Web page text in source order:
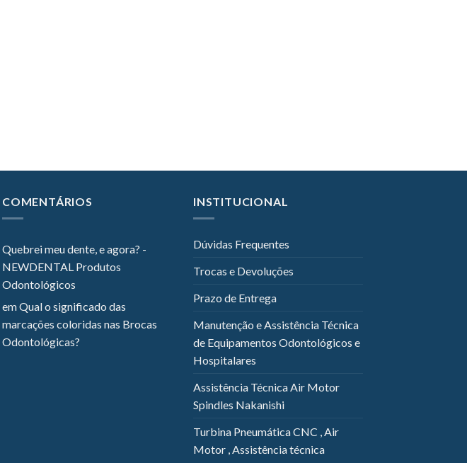
COMENTÁRIOS
Quebrei meu dente, e agora? -
NEWDENTAL Produtos
Odontológicos
emQual o significado das
marcações coloridas nas Brocas
Odontológicas?
INSTITUCIONAL
Dúvidas Frequentes
Trocas e Devoluções
Prazo de Entrega
Manutenção e Assistência Técnica
de Equipamentos Odontológicos e
Hospitalares
Assistência Técnica Air Motor
Spindles Nakanishi
Turbina Pneumática CNC , Air
Motor , Assistência técnica